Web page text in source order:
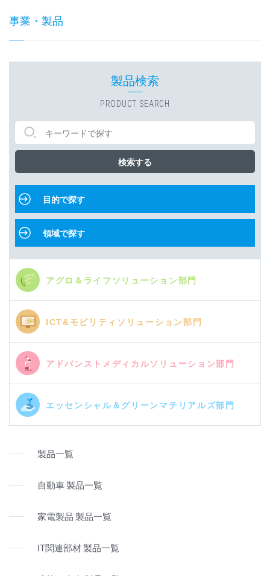
事業・製品
製品検索
PRODUCT SEARCH
検索する
目的で探す
領域で探す
アグロ＆ライフソリューション部門
ICT&モビリティソリューション部門
アドバンストメディカルソリューション部門
エッセンシャル＆グリーンマテリアルズ部門
製品一覧
自動車 製品一覧
家電製品 製品一覧
IT関連部材 製品一覧